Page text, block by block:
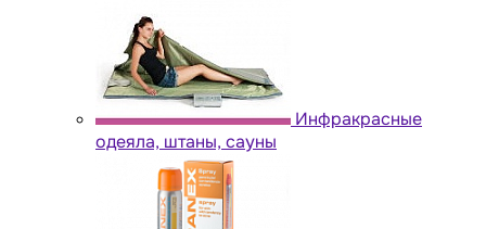
Инфракрасные
одеяла, штаны, сауны